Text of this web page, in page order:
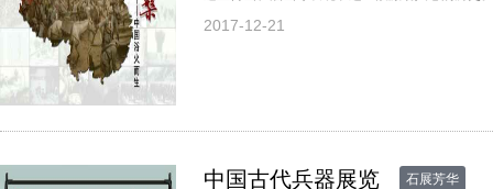
2017-12-21
中国古代兵器展览 石展芳华